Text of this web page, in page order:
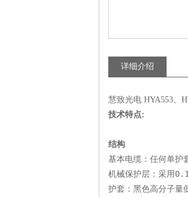
详细介绍
慧致光电 HYA553、
技术特点:
结构
基本电缆：任何单护
机械保护层：采用
护套：黑色高分子量